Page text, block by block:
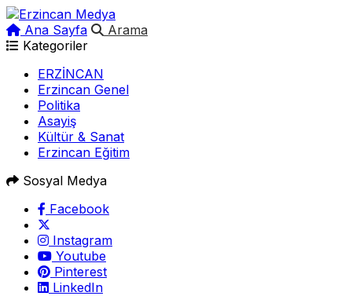
Ana Sayfa
Arama
Kategoriler
ERZİNCAN
Erzincan Genel
Politika
Asayiş
Kültür & Sanat
Erzincan Eğitim
Sosyal Medya
Facebook
Instagram
Youtube
Pinterest
LinkedIn